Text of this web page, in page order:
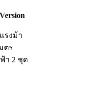
รงม้า
ตร
า 2 ชุด